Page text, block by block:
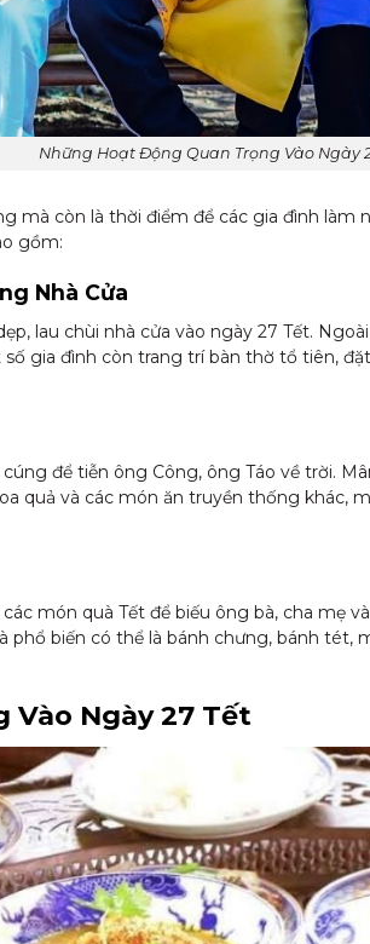
Những Hoạt Động Quan Trọng Vào Ngày
mà còn là thời điểm để các gia đình
gồm:
Nhà Cửa
lau chùi nhà cửa vào ngày 27 Tết.
gia đình còn trang trí bàn thờ tổ tiên,
để tiễn ông Công, ông Táo về trời.
quả và các món ăn truyền thống khác,
món quà Tết để biếu ông bà, cha mẹ
biến có thể là bánh chưng, bánh tét,
Vào Ngày 27 Tết